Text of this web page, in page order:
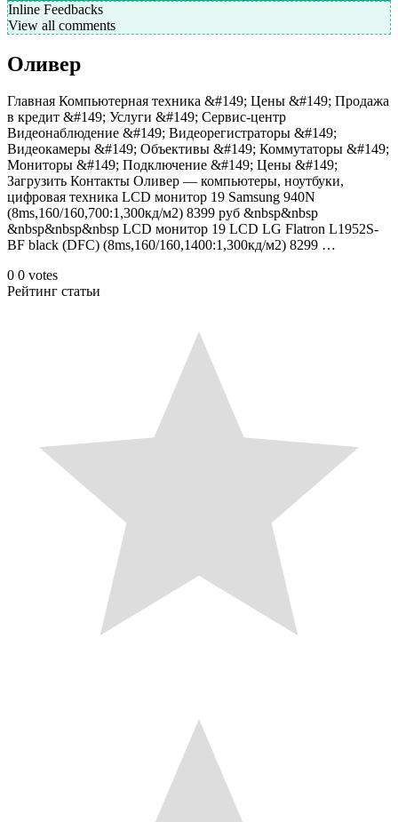
Inline Feedbacks
View all comments
Оливер
Главная Компьютерная техника &#149; Цены &#149; Продажа
в кредит &#149; Услуги &#149; Сервис-центр
Видеонаблюдение &#149; Видеорегистраторы &#149;
Видеокамеры &#149; Объективы &#149; Коммутаторы &#149;
Мониторы &#149; Подключение &#149; Цены &#149;
Загрузить Контакты Оливер — компьютеры, ноутбуки,
цифровая техника LCD монитор 19 Samsung 940N
(8ms,160/160,700:1,300кд/м2) 8399 руб &nbsp&nbsp
&nbsp&nbsp&nbsp LCD монитор 19 LCD LG Flatron L1952S-
BF black (DFC) (8ms,160/160,1400:1,300кд/м2) 8299 …
0 0 votes
Рейтинг статьи